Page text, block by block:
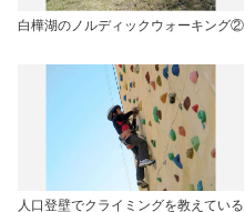
白樺湖のノルディックウォーキング②
人口登壁でクライミングを教えている